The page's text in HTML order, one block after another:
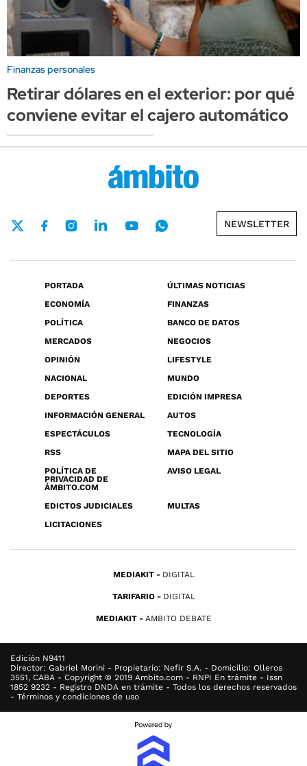
Finanzas personales
Retirar dólares en el exterior: por qué
conviene evitar el cajero automático
NEWSLETTER
PORTADA
ÚLTIMAS NOTICIAS
ECONOMÍA
FINANZAS
POLÍTICA
BANCO DE DATOS
MERCADOS
NEGOCIOS
OPINIÓN
LIFESTYLE
NACIONAL
MUNDO
DEPORTES
EDICIÓN IMPRESA
INFORMACIÓN GENERAL
AUTOS
ESPECTÁCULOS
TECNOLOGÍA
RSS
MAPA DEL SITIO
POLÍTICA DE
PRIVACIDAD DE
ÁMBITO.COM
AVISO LEGAL
EDICTOS JUDICIALES
MULTAS
LICITACIONES
MEDIAKIT DIGITAL
TARIFARIO DIGITAL
MEDIAKIT AMBITO DEBATE
Edición N9411
Director: Gabriel Morini - Propietario: Nefir S.A. - Domicilio: Olleros
3551, CABA - Copyright © 2019 Ambito.com - RNPI En trámite - Issn
1852 9232 - Registro DNDA en trámite - Todos los derechos reservados
- Términos y condiciones de uso